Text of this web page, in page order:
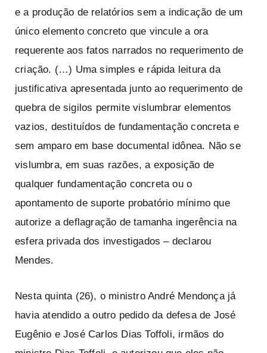
e a produção de relatórios sem a indicação de um
único elemento concreto que vincule a ora
requerente aos fatos narrados no requerimento de
criação. (…) Uma simples e rápida leitura da
justificativa apresentada junto ao requerimento de
quebra de sigilos permite vislumbrar elementos
vazios, destituídos de fundamentação concreta e
sem amparo em base documental idônea. Não se
vislumbra, em suas razões, a exposição de
qualquer fundamentação concreta ou o
apontamento de suporte probatório mínimo que
autorize a deflagração de tamanha ingerência na
esfera privada dos investigados – declarou
Mendes.
Nesta quinta (26), o ministro André Mendonça já
havia atendido a outro pedido da defesa de José
Eugênio e José Carlos Dias Toffoli, irmãos do